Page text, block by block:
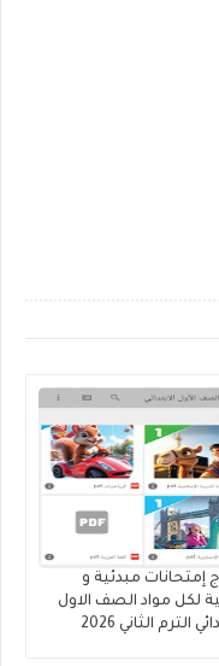
إمتحانات مبدئية و
لكل مواد الصف الاول
الترم الثاني 2026